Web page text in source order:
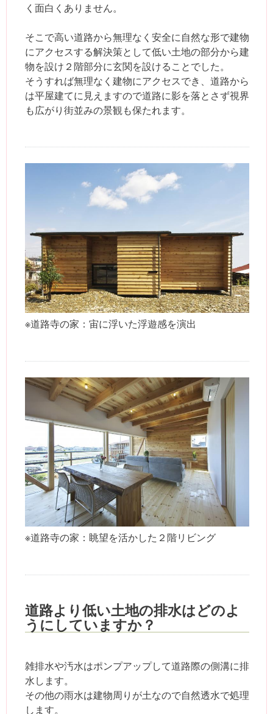
く面白くありません。
そこで高い道路から無理なく安全に自然な形で建物
にアクセスする解決策として低い土地の部分から建
物を設け２階部分に玄関を設けることでした。
そうすれば無理なく建物にアクセスでき、道路から
は平屋建てに見えますので道路に影を落とさず視界
も広がり街並みの景観も保たれます。
※道路寺の家：宙に浮いた浮遊感を演出
※道路寺の家：眺望を活かした２階リビング
道路より低い土地の排水はどのよ
うにしていますか？
雑排水や汚水はポンプアップして道路際の側溝に排
水します。
その他の雨水は建物周りが土なので自然透水で処理
します。